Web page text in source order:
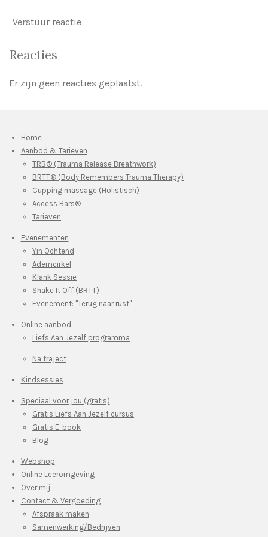
Verstuur reactie
Reacties
Er zijn geen reacties geplaatst.
Home
Aanbod & Tarieven
TRB® (Trauma Release Breathwork)
BRTT® (Body Remembers Trauma Therapy)
Cupping massage (Holistisch)
Access Bars®
Tarieven
Evenementen
Yin Ochtend
Ademcirkel
Klank Sessie
Shake It Off (BRTT)
Evenement: "Terug naar rust"
Online aanbod
Liefs Aan Jezelf programma
Na traject
Kindsessies
Speciaal voor jou (gratis)
Gratis Liefs Aan Jezelf cursus
Gratis E-book
Blog
Webshop
Online Leeromgeving
Over mij
Contact & Vergoeding
Afspraak maken
Samenwerking/Bedrijven